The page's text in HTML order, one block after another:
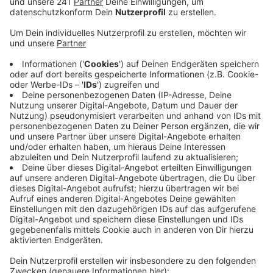
gegeben.
Anzeige
Nach ersten Erkenntnissen der Polizei war ein 42-
Jähriger Busfahrer mit seinem Kollegen auf
Betriebsfahrt im Thaler Weg. Dann kam der Bus aus
noch ungeklärter Ursache von der Fahrbahn ab und
prallte gegen eine Garage. Die wurde dabei so sehr
beschädigt, dass sie einstürzte. Der Bus musste mit
einem Kran geborgen und abgeschleppt werden.
Anzeige
©Polizei OBK